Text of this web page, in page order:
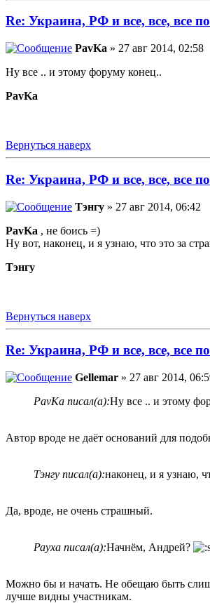
Re: Украина, РФ и все, все, все
PavKa » 27 авг 2014, 02:58
Ну все .. и этому форуму конец..
PavKa
Вернуться наверх
Re: Украина, РФ и все, все, все
Тэнгу » 27 авг 2014, 06:42
PavKa , не боись =)
Ну вот, наконец, и я узнаю, что это за
Тэнгу
Вернуться наверх
Re: Украина, РФ и все, все, все
Gellemar » 27 авг 2014,
PavKa писал(а):Ну все .. и этому
Автор вроде не даёт оснований для
Тэнгу писал(а):наконец, и я узнаю,
Да, вроде, не очень страшный.
Рауха писал(а):Начнём, Андрей?
Можно бы и начать. Не обещаю быть
лучше видны участникам.